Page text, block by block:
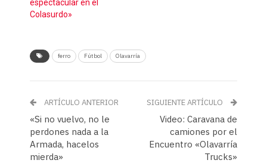
espectacular en el
Colasurdo»
ferro Fútbol Olavarría
ARTÍCULO ANTERIOR
«Si no vuelvo, no le
perdones nada a la
Armada, hacelos
mierda»
SIGUIENTE ARTÍCULO
Video: Caravana de
camiones por el
Encuentro «Olavarría
Trucks»